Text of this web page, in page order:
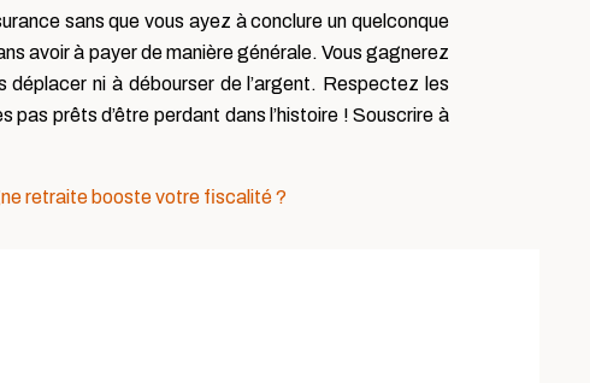
sans que vous ayez à conclure un quelconque
avoir à payer de manière générale. Vous gagnerez
déplacer ni à débourser de l’argent. Respectez les
prêts d’être perdant dans l’histoire ! Souscrire à
retraite booste votre fiscalité ?